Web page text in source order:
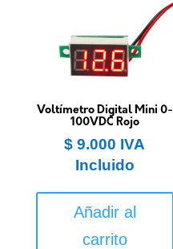
Voltímetro Digital Mini 0-
100VDC Rojo
$ 9.000 IVA
Incluido
Añadir al
carrito